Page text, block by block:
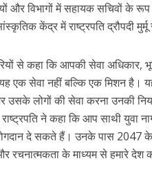
और विभागों में सहायक सचिवों
केंद्र में राष्ट्रपति द्रौपदी
से कहा कि आपकी सेवा अधिकार,
यह एक सेवा नहीं बल्कि एक मिशन
लोगों की सेवा करना उनकी
ने कहा कि आप साथी युवा
दे सकते हैं। उनके पास 2047 के
रचनात्मकता के माध्यम से हमारे देश